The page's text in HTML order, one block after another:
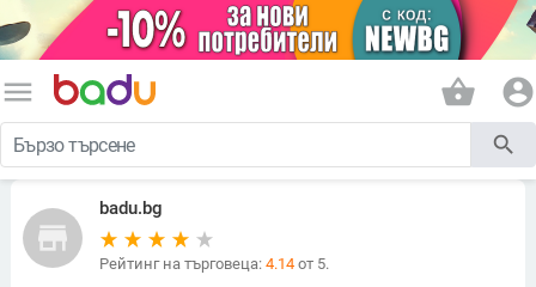
menu shopping_basket account_circle
search
store
badu.bg
Рейтинг на търговеца: 4.14от 5.